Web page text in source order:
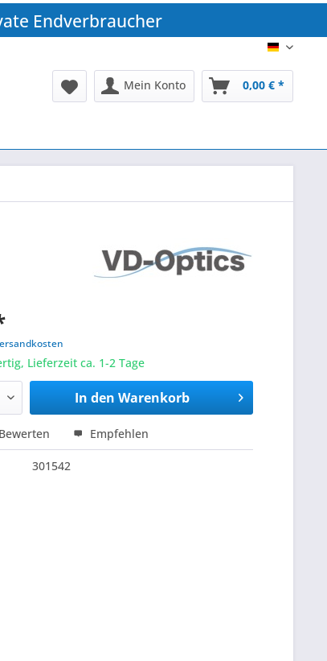
Endverbraucher
DE
Mein Konto 0,00 € *
Lieferzeit ca. 1-2 Tage
In den Warenkorb
Bewerten Empfehlen
301542